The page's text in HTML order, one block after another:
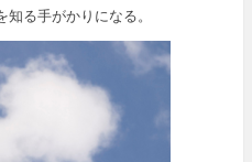
る手がかりになる。